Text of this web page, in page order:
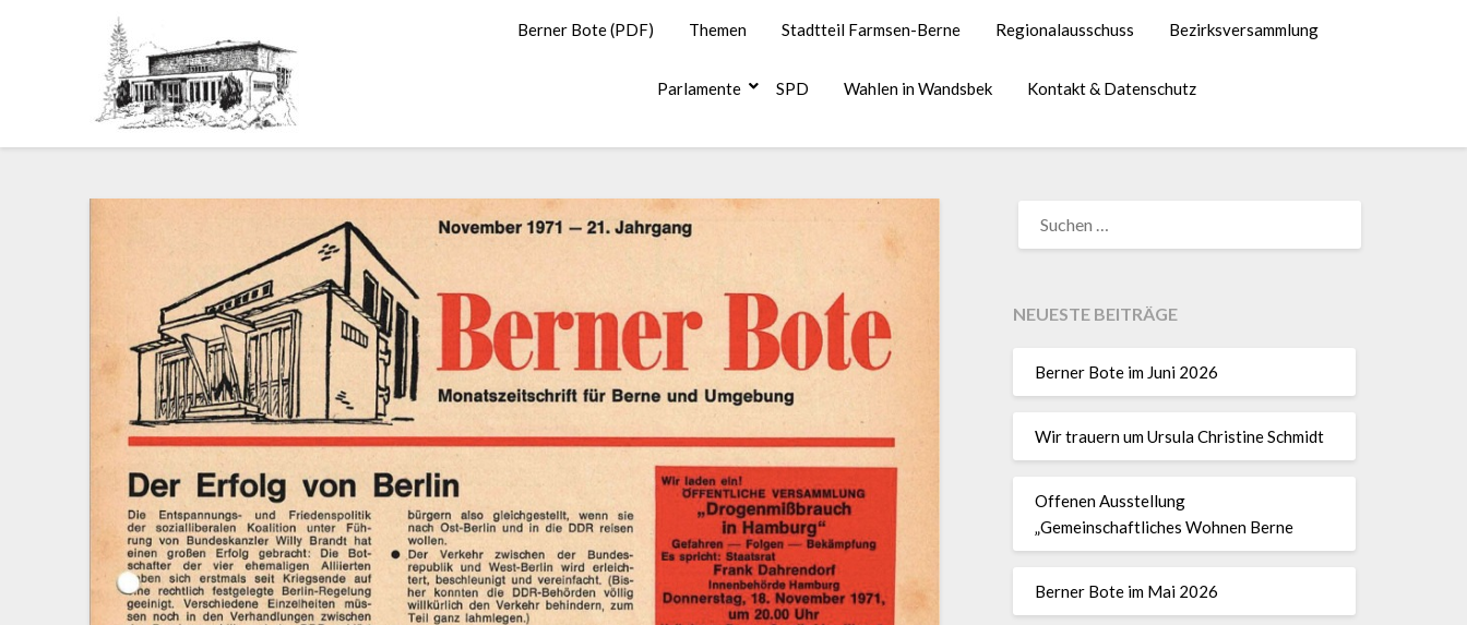
Berner Bote (PDF) Themen Stadtteil Farmsen-Berne Regionalausschuss Bezirksversammlung
Parlamente SPD Wahlen in Wandsbek Kontakt & Datenschutz
NEUESTE BEITRÄGE
Berner Bote im Juni 2026
Wir trauern um Ursula Christine Schmidt
Offenen Ausstellung
„Gemeinschaftliches Wohnen Berne
Berner Bote im Mai 2026